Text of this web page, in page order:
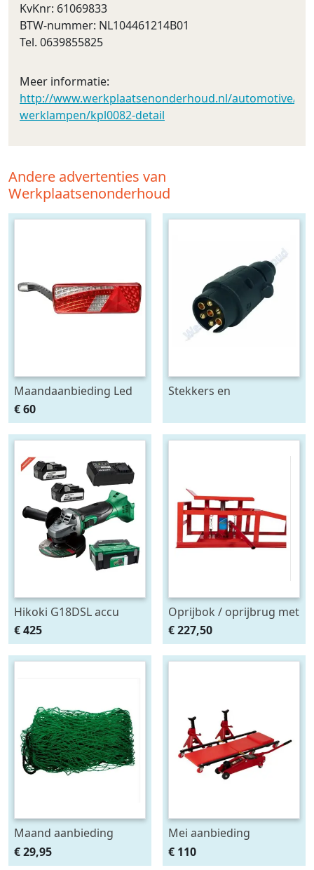
KvKnr: 61069833
BTW-nummer: NL104461214B01
Tel. 0639855825
Meer informatie:
http://www.werkplaatsenonderhoud.nl/automotive/
werklampen/kpl0082-detail
Andere advertenties van
Werkplaatsenonderhoud
Maandaanbieding Led
achterlicht 12-24V links
m. breedtelamp
€ 60
Stekkers en
Hikoki G18DSL accu
haakse slijper (2x5Ah +
HSCII)
€ 425
Oprijbok / oprijbrug met
ingebouwde krik. set
2stuks
€ 227,50
Maand aanbieding
Afdeknet 4x2 mtr maas
4.5 x 4.5 cm
€ 29,95
Mei aanbieding
Monteursligkar+2 tons
krik + 2 assteunen
€ 110